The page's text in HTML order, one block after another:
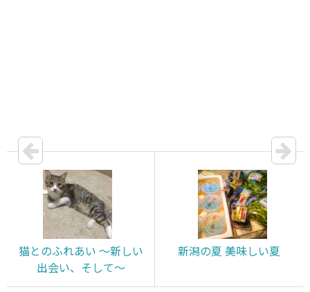
猫とのふれあい 〜新しい
出会い、そして〜
新潟の夏 美味しい夏